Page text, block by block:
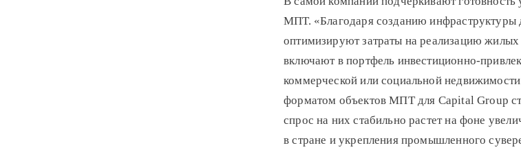
МПТ. «Благодаря созданию инфраструктуры
оптимизируют затраты на реализацию жилых
включают в портфель инвестиционно-
коммерческой или социальной
форматом объектов МПТ для Capital Group
спрос на них стабильно растет на фоне
в стране и укрепления промышленного